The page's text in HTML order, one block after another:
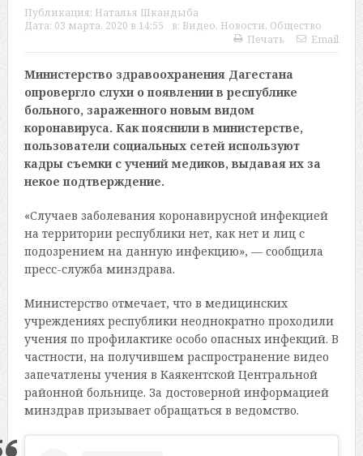
Публикация: Наталья Шкандыба
Дата: 03 марта, 2020 в 14:55 в: Видео, Новости, Общество
Печать
Email
Министерство здравоохранения Дагестана
опровергло слухи о появлении в республике
больного, зараженного новым видом
коронавируса. Как пояснили в министерстве,
пользователи социальных сетей используют
кадры съемки с учений медиков, выдавая их за
некое подтверждение.
«Случаев заболевания коронавирусной инфекцией
на территории республики нет, как нет и лиц с
подозрением на данную инфекцию», — сообщила
пресс-служба минздрава.
Министерство отмечает, что в медицинских
учреждениях республики неоднократно проходили
учения по профилактике особо опасных инфекций. В
частности, на получившем распространение видео
запечатлены учения в Каякентской Центральной
районной больнице. За достоверной информацией
минздрав призывает обращаться в ведомство.